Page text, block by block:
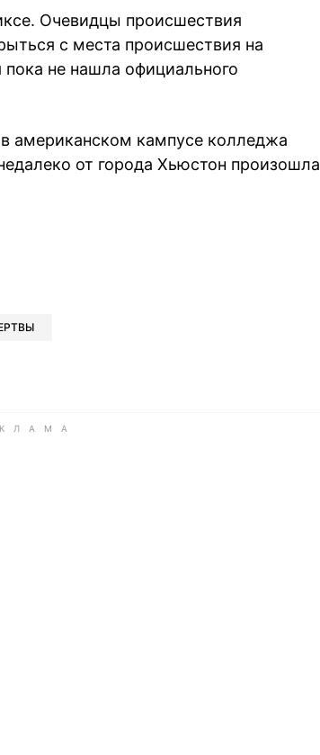
Очевидцы происшествия
с места происшествия на
не нашла официального
американском кампусе колледжа
от города Хьюстон произошла
Messenger
в LinkedIn
news
LinkedIn